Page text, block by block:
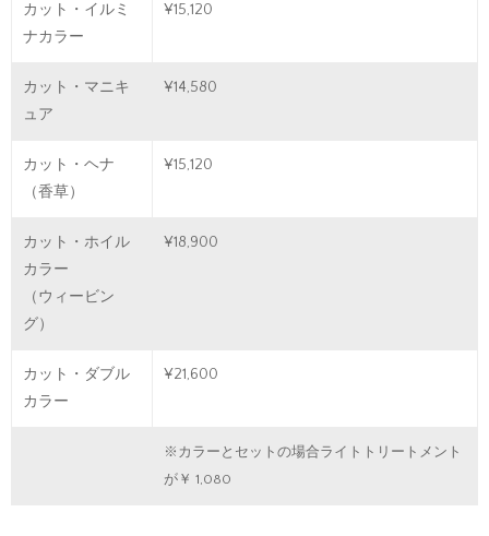
カット・イルミ
ナカラー
¥15,120
カット・マニキ
ュア
¥14,580
カット・ヘナ
（香草）
¥15,120
カット・ホイル
カラー
（ウィービン
グ）
¥18,900
カット・ダブル
カラー
¥21,600
※カラーとセットの場合ライトトリートメント
が￥ 1,080